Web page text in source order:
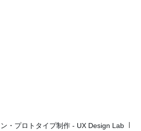
・プロトタイプ制作 - UX Design Lab